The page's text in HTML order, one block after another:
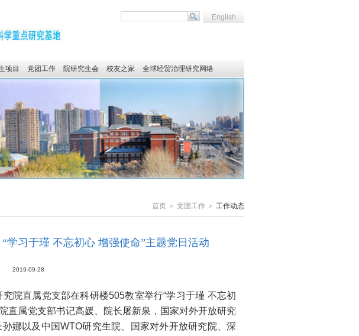
English
项目 党团工作 院研究生会 校友之家 全球经贸治理研究网络
首页 ＞ 党团工作 ＞ 工作动态
学习于瑾 不忘初心 增强使命”主题党日活动
2019-09-28
院直属党支部在科研楼505教室举行“学习于瑾 不忘初
直属党支部书记高媛、院长屠新泉，国家对外开放研究
娜以及中国WTO研究生院、国家对外开放研究院、深